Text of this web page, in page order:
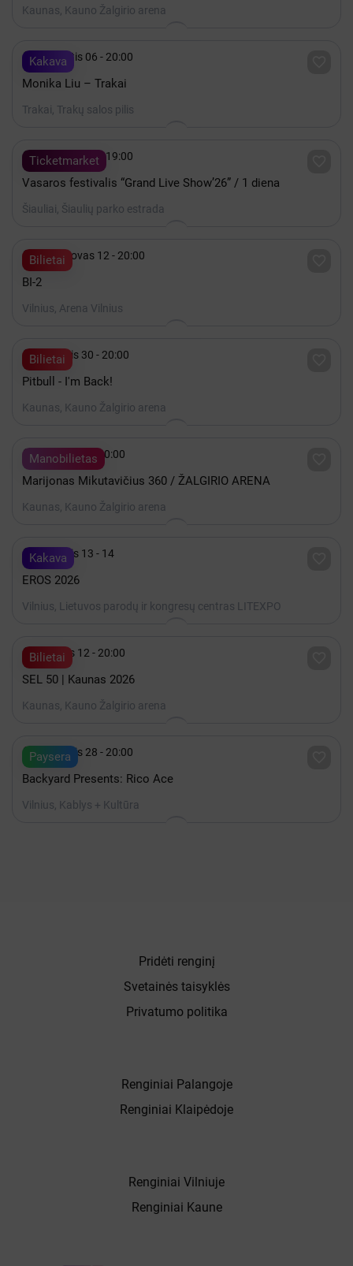
Kaunas, Kauno Žalgirio arena
Kakava
 Rugpjūtis 06 - 20:00
Monika Liu – Trakai
Trakai, Trakų salos pilis
Ticketmarket
 Rugpjūtis 07 - 19:00
Vasaros festivalis “Grand Live Show’26” / 1 diena
Šiauliai, Šiaulių parko estrada
Bilietai
 2027 Kovas 12 - 20:00
BI-2
Vilnius, Arena Vilnius
Bilietai
 Lapkritis 30 - 20:00
Pitbull - I'm Back!
Kaunas, Kauno Žalgirio arena
Manobilietas
 Gruodis 19 - 20:00
Marijonas Mikutavičius 360 / ŽALGIRIO ARENA
Kaunas, Kauno Žalgirio arena
Kakava
 Lapkritis 13 - 14
EROS 2026
Vilnius, Lietuvos parodų ir kongresų centras LITEXPO
Bilietai
 Gruodis 12 - 20:00
SEL 50 | Kaunas 2026
Kaunas, Kauno Žalgirio arena
Paysera
 Rugpjūtis 28 - 20:00
Backyard Presents: Rico Ace
Vilnius, Kablys + Kultūra
Renginiai Vilniuje
Renginiai Kaune
Renginiai Palangoje
Renginiai Klaipėdoje
Pridėti renginį
Svetainės taisyklės
Privatumo politika